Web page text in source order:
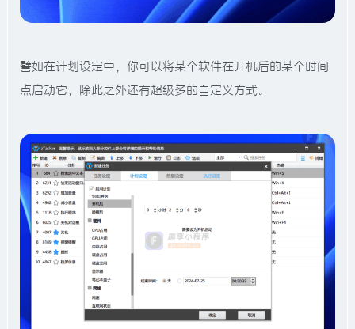
譬如在计划设定中，你可以将某个软件在开机后的某个时间
点启动它，除此之外还有超级多的自定义方式。